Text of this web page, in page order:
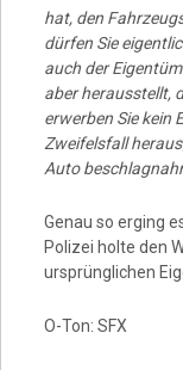
hat, den
dürfen Sie
auch der
aber herausstellt,
erwerben Sie kein
Zweifelsfall
Auto
Genau so erging
Polizei holte den
ursprünglichen
O-Ton: SFX